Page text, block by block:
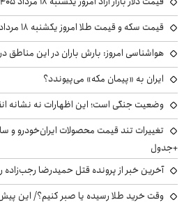
قیمت سکه و قیمت طلا امروز یکشنبه ۱۸ مرداد ۱۴۰۵ + جدول
هواشناسی امروز: بارش باران در این مناطق
ایران به «پیمان مکه» می‌پیوندد؟
وضعیت جنگی است؛ این اظهارات نه نشانه
+جدول
آخرین خبر از پرونده قتل حمیدرضا رجب‌زاده
وقت خرید طلا رسیده یا صبر کنیم؟/ این